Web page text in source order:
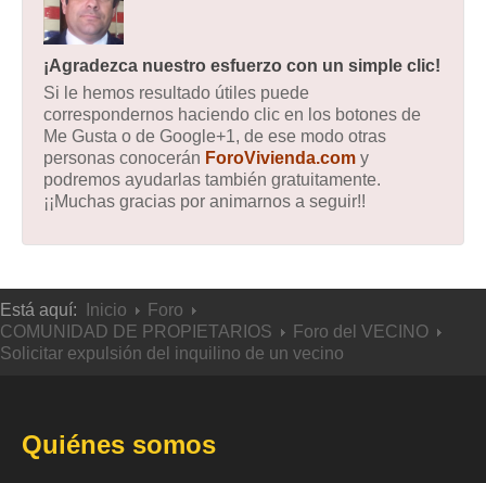
¡Agradezca nuestro esfuerzo con un simple clic!
Si le hemos resultado útiles puede
correspondernos haciendo clic en los botones de
Me Gusta o de Google+1, de ese modo otras
personas conocerán ForoVivienda.com y
podremos ayudarlas también gratuitamente.
¡¡Muchas gracias por animarnos a seguir!!
Está aquí: Inicio
Foro
COMUNIDAD DE PROPIETARIOS
Foro del VECINO
Solicitar expulsión del inquilino de un vecino
Quiénes somos